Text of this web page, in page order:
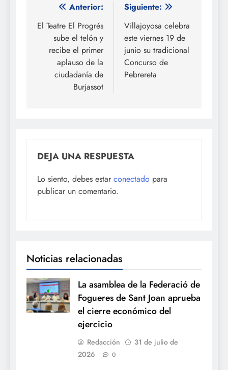
Navegación
de
entradas
Anterior:
El Teatre El Progrés
sube el telón y
recibe el primer
aplauso de la
ciudadanía de
Burjassot
Siguiente:
Villajoyosa celebra
este viernes 19 de
junio su tradicional
Concurso de
Pebrereta
DEJA UNA RESPUESTA
Lo siento, debes estar conectado para
publicar un comentario.
Noticias relacionadas
La asamblea de la Federació de
Fogueres de Sant Joan aprueba
el cierre económico del
ejercicio
Redacción
31 de julio de
2026
0